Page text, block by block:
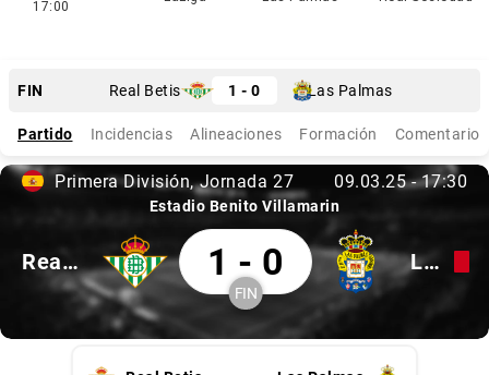
17:00
Finalizado
FIN Real Betis 1 - 0 Las Palmas
Partido Incidencias Alineaciones Formación Comentarios
Primera División, 27
Primera División Jornada 27 09.03.25, 17:30
09.03.25 -17:30
Estadio Benito Villamarin
Real Betis
Real Betis 1 Las Palmas 0
1 - 0
Finalizado
FIN
Las Palmas